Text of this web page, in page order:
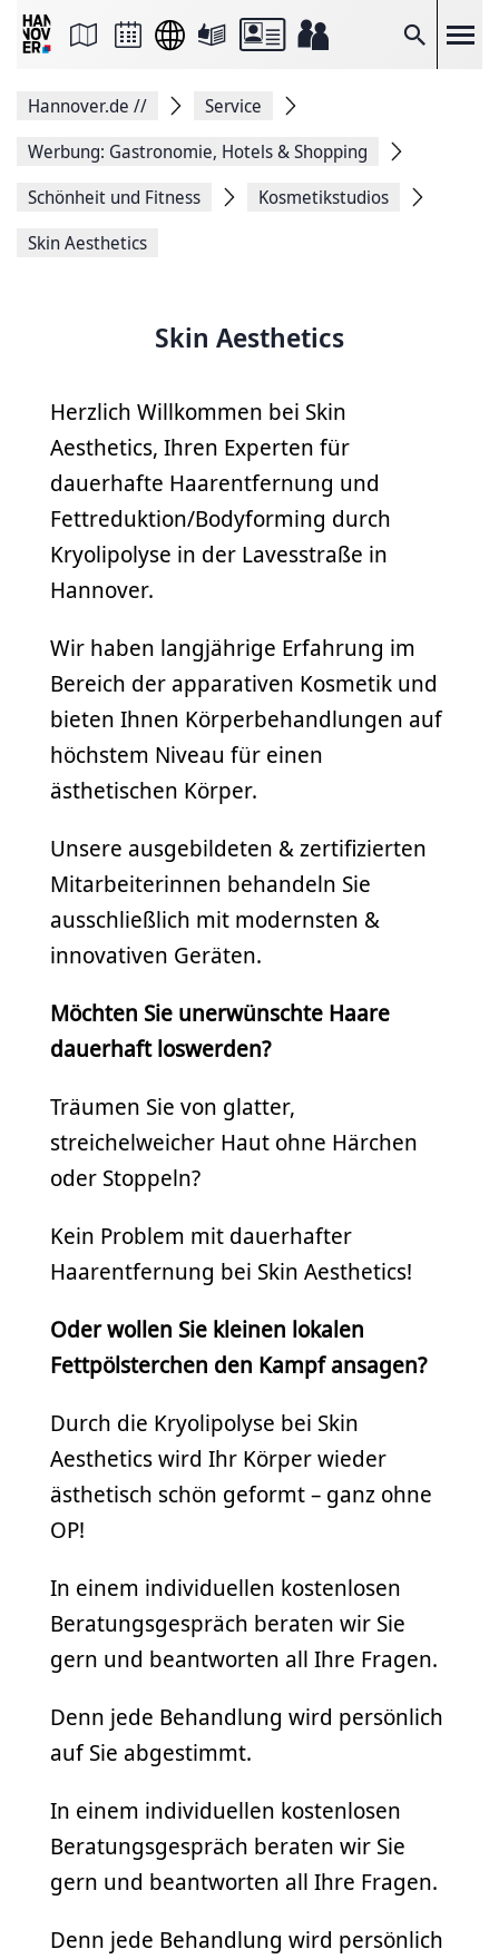
Suche
Seite
Facebook
teilen
Seitenlink
Seite
Hannover.de //
Service
Werbung: Gastronomie, Hotels & Shopping
Schönheit und Fitness
Kosmetikstudios
Skin Aesthetics
Skin Aesthetics
Herzlich Willkommen bei Skin
Aesthetics, Ihren Experten für
dauerhafte Haarentfernung und
Fettreduktion/Bodyforming durch
Kryolipolyse in der Lavesstraße in
Hannover.
Wir haben langjährige Erfahrung im
Bereich der apparativen Kosmetik und
bieten Ihnen Körperbehandlungen auf
höchstem Niveau für einen
ästhetischen Körper.
Unsere ausgebildeten & zertifizierten
Mitarbeiterinnen behandeln Sie
ausschließlich mit modernsten &
innovativen Geräten.
Möchten Sie unerwünschte Haare
dauerhaft loswerden?
Träumen Sie von glatter,
streichelweicher Haut ohne Härchen
oder Stoppeln?
Kein Problem mit dauerhafter
Haarentfernung bei Skin Aesthetics!
Oder wollen Sie kleinen lokalen
Fettpölsterchen den Kampf ansagen?
Durch die Kryolipolyse bei Skin
Aesthetics wird Ihr Körper wieder
ästhetisch schön geformt – ganz ohne
OP!
In einem individuellen kostenlosen
Beratungsgespräch beraten wir Sie
gern und beantworten all Ihre Fragen.
Denn jede Behandlung wird persönlich
auf Sie abgestimmt.
In einem individuellen kostenlosen
Beratungsgespräch beraten wir Sie
gern und beantworten all Ihre Fragen.
Denn jede Behandlung wird persönlich